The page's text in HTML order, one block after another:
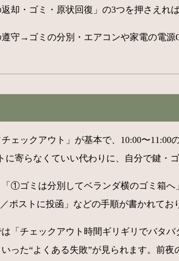
却・ゴミ・原状回復」の3つを押さえれば
守→ゴミの分別・エアコンや家電の電
ェックアウト」が基本で、10:00〜
に寄らなくていい代わりに、自分で鍵・
①ゴミは分別してベランダ横のゴミ箱
ポストに投函」などの手順が書かれて
「チェックアウト時間ギリギリでバタ
った“よくある失敗”が見られます。前